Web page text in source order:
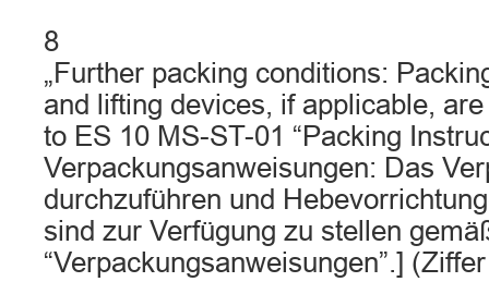
8
„Further packing conditions:
and lifting devices, if applicable,
to ES 10 MS-ST-01 “Packing
Verpackungsanweisungen: Das
durchzuführen und
sind zur Verfügung zu stellen
“Verpackungsanweisungen”.]